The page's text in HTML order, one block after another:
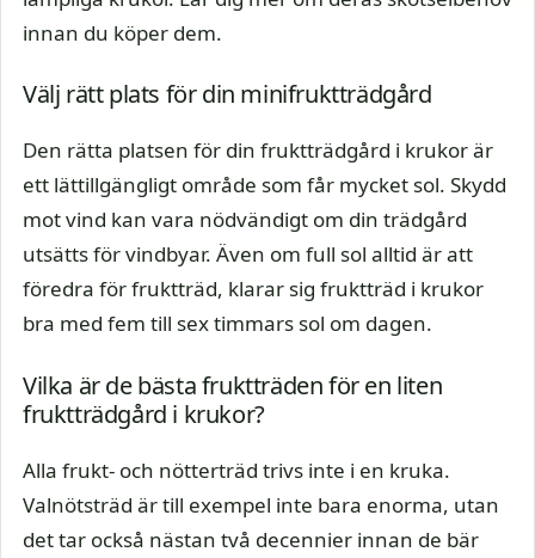
innan du köper dem.
Välj rätt plats för din minifruktträdgård
Den rätta platsen för din fruktträdgård i krukor är
ett lättillgängligt område som får mycket sol. Skydd
mot vind kan vara nödvändigt om din trädgård
utsätts för vindbyar. Även om full sol alltid är att
föredra för fruktträd, klarar sig fruktträd i krukor
bra med fem till sex timmars sol om dagen.
Vilka är de bästa fruktträden för en liten
fruktträdgård i krukor?
Alla frukt- och nötterträd trivs inte i en kruka.
Valnötsträd är till exempel inte bara enorma, utan
det tar också nästan två decennier innan de bär